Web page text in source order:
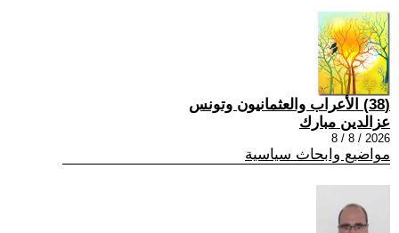
(38) الأعراب والعثمانيون وتونس
عزالدين مبارك
2026 / 8 / 8
مواضيع وابحاث سياسية